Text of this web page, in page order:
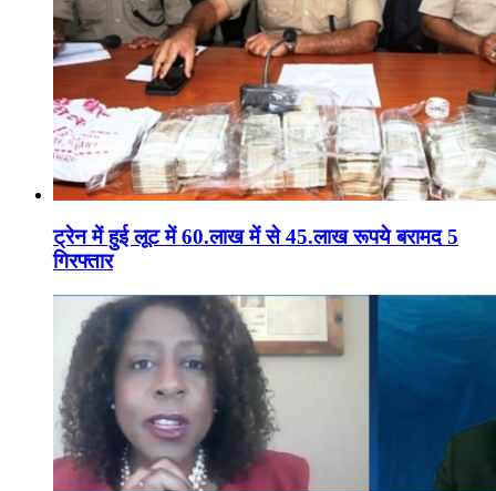
ट्रेन में हुई लूट में 60.लाख में से 45.लाख रूपये बरामद 5
गिरफ्तार